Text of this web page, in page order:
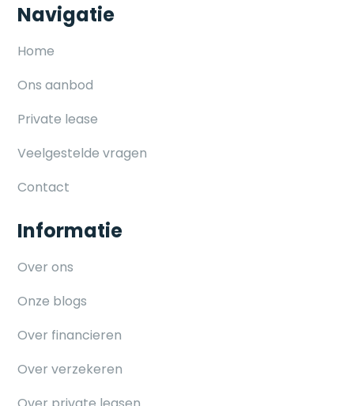
Navigatie
Home
Ons aanbod
Private lease
Veelgestelde vragen
Contact
Informatie
Over ons
Onze blogs
Over financieren
Over verzekeren